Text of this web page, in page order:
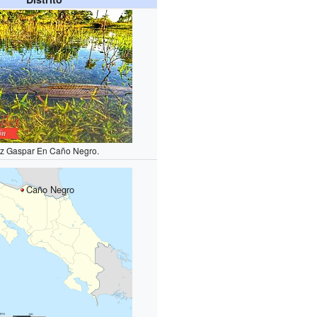
Gaspar En Caño Negro.
Caño Negro